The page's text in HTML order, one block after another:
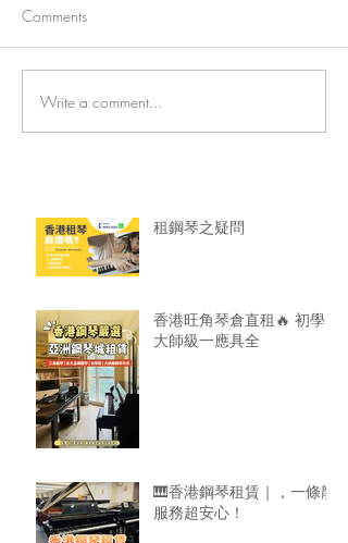
香港旺角琴倉直租🔥 初學
大師級一應具全
Comments
Write a comment...
租鋼琴之疑問
香港旺角琴倉直租🔥 初學
大師級一應具全
🎹香港鋼琴租賃｜，一條龍
服務超安心！